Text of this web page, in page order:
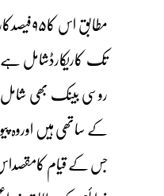
تک کاریکارڈشامل
روسی بینک بھی شامل
کے ساتھی ہیں اوروہ
جس کے قیام